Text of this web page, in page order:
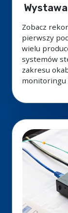
Zobacz
pierwszy
wielu
systemów
zakresu
monitoringu